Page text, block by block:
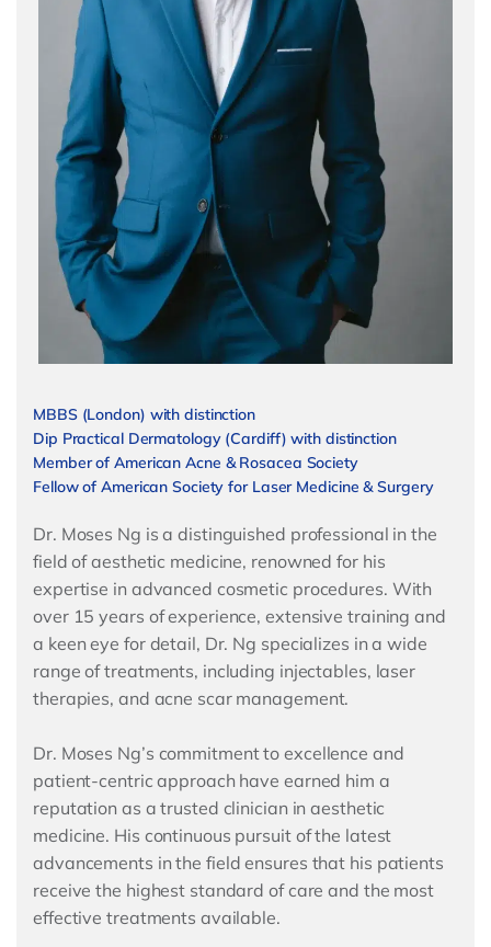
MBBS (London) with distinction
Dip Practical Dermatology (Cardiff) with distinction
Member of American Acne & Rosacea Society
Fellow of American Society for Laser Medicine & Surgery
Dr. Moses Ng is a distinguished professional in the
field of aesthetic medicine, renowned for his
expertise in advanced cosmetic procedures. With
over 15 years of experience, extensive training and
a keen eye for detail, Dr. Ng specializes in a wide
range of treatments, including injectables, laser
therapies, and acne scar management.
Dr. Moses Ng’s commitment to excellence and
patient-centric approach have earned him a
reputation as a trusted clinician in aesthetic
medicine. His continuous pursuit of the latest
advancements in the field ensures that his patients
receive the highest standard of care and the most
effective treatments available.